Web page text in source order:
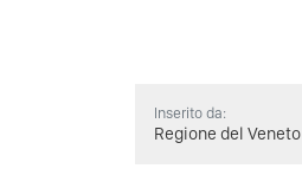
Inserito da:
Regione del Veneto